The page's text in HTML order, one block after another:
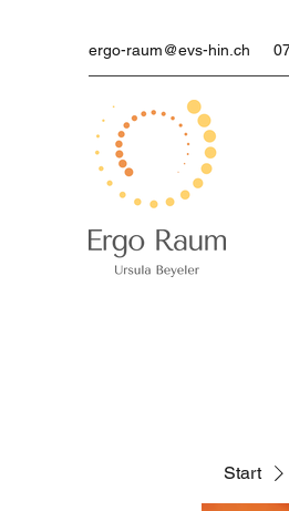
ergo-raum@evs-hin.ch
Start